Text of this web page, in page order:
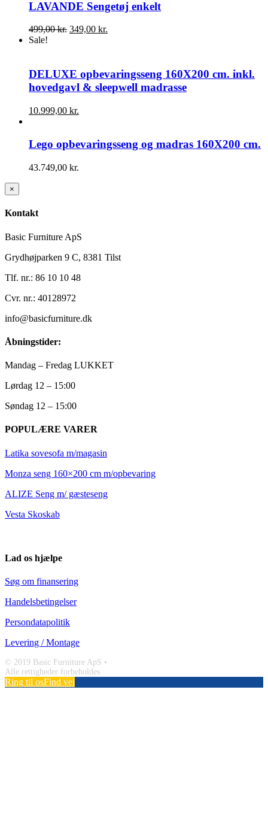
LAVANDE Sengetøj enkelt
499,00kr. Den
499,00 kr..
349,00 kr.
349,00 kr..
Sale!
DELUXE opbevaringsseng 160X200 cm. inkl.
hovedgavl & sleepwell madrasse
10.999,00 kr.
Lego opbevaringsseng og madras 160X200 cm.
43.749,00 kr.
Close
product
view
×
Kontakt
Basic Furniture ApS
Grydhøjparken 9 C, 8381 Tilst
Tlf. nr.: 86 10 10 48
Cvr. nr.: 40128972
info@basicfurniture.dk
Åbningstider:
Mandag – Fredag LUKKET
Lørdag 12 – 15:00
Søndag 12 – 15:00
POPULÆRE VARER
Latika sovesofa m/magasin
Monza seng 160×200 cm m/opbevaring
ALIZE Seng m/ gæsteseng
Vesta Skoskab
Lad os hjælpe
Søg om finansering
Handelsbetingelser
Persondatapolitik
Levering / Montage
© 2019 Basic Furniture ApS •
Alle rettigheder forbeholdes
Facebook
Instagram
Ring til osFind vej